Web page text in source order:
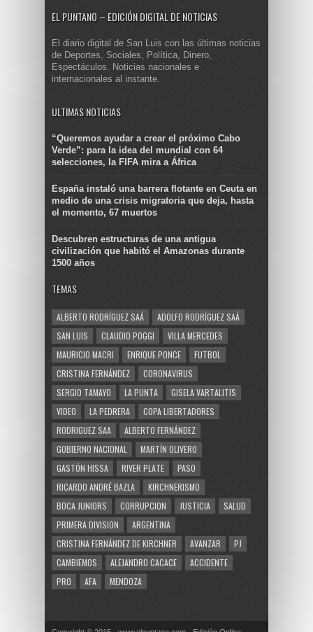
EL PUNTANO – EDICIÓN DIGITAL DE NOTICIAS
El diario digital de San Luis con las últimas noticias
de Deportes, Sociales, Política, Dinero,
Espectáculos. Noticias nacionales e
internacionales al instante.
ULTIMAS NOTICIAS
“Queremos ayudar a crear el próximo Cabo
Verde”: para la idea del mundial con 64
selecciones, la FIFA mira a África
España instaló una barrera flotante en Ceuta en
medio de una crisis migratoria que deja, hasta
el momento, 67 muertos
Descubren estructuras de una antigua
civilización que habitó el Amazonas durante
1500 años
TEMAS
ALBERTO RODRÍGUEZ SAÁ
ADOLFO RODRÍGUEZ SAÁ
SAN LUIS
CLAUDIO POGGI
VILLA MERCEDES
MAURICIO MACRI
ENRIQUE PONCE
FUTBOL
CRISTINA FERNÁNDEZ
CORONAVIRUS
SERGIO TAMAYO
LA PUNTA
GISELA VARTALITIS
VIDEO
LA PEDRERA
COPA LIBERTADORES
RODRIGUEZ SAA
ALBERTO FERNÁNDEZ
GOBIERNO NACIONAL
MARTÍN OLIVERO
GASTÓN HISSA
RIVER PLATE
PASO
RICARDO ANDRÉ BAZLA
KIRCHNERISMO
BOCA JUNIORS
CORRUPCION JUSTICIA
SALUD
PRIMERA DIVISION
ARGENTINA
CRISTINA FERNÁNDEZ DE KIRCHNER
AVANZAR
PJ
CAMBIEMOS
ALEJANDRO CACACE
ACCIDENTE
PRO
AFA MENDOZA